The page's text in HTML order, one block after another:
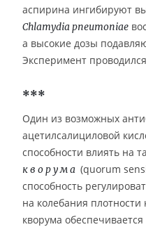
аспирина ингибируют
Chlamydia pneumoniae
а высокие дозы
Эксперимент
***
Один из возможных
ацетилсалициловой
способности влиять на
кворума (quorum
способность
на колебания
кворума